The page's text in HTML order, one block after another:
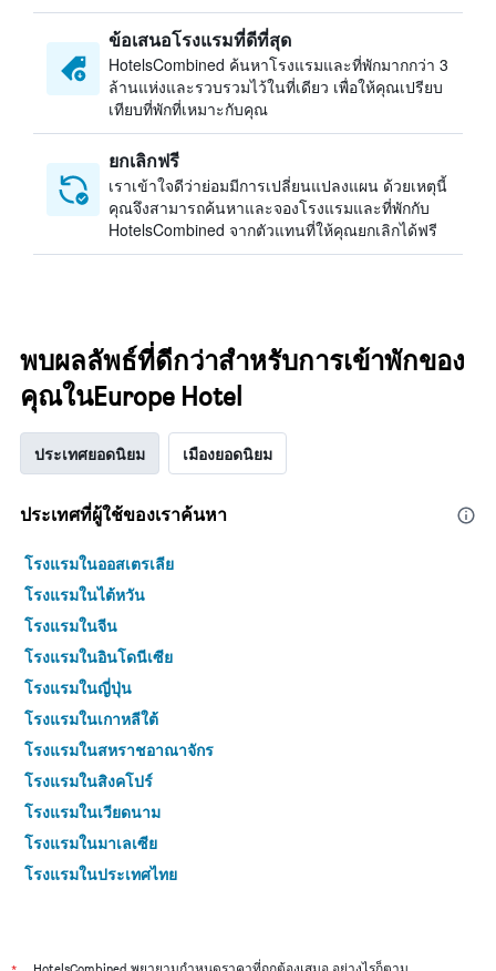
ข้อเสนอโรงแรมที่ดีที่สุด
HotelsCombined ค้นหาโรงแรมและที่พักมากกว่า 3
ล้านแห่งและรวบรวมไว้ในที่เดียว เพื่อให้คุณเปรียบ
เทียบที่พักที่เหมาะกับคุณ
ยกเลิกฟรี
เราเข้าใจดีว่าย่อมมีการเปลี่ยนแปลงแผน ด้วยเหตุนี้
คุณจึงสามารถค้นหาและจองโรงแรมและที่พักกับ
HotelsCombined จากตัวแทนที่ให้คุณยกเลิกได้ฟรี
พบผลลัพธ์ที่ดีกว่าสำหรับการเข้าพักของ
คุณในEurope Hotel
ประเทศยอดนิยม เมืองยอดนิยม
ประเทศที่ผู้ใช้ของเราค้นหา
โรงแรมในออสเตรเลีย
โรงแรมในไต้หวัน
โรงแรมในจีน
โรงแรมในอินโดนีเซีย
โรงแรมในญี่ปุ่น
โรงแรมในเกาหลีใต้
โรงแรมในสหราชอาณาจักร
โรงแรมในสิงคโปร์
โรงแรมในเวียดนาม
โรงแรมในมาเลเซีย
โรงแรมในประเทศไทย